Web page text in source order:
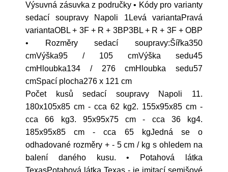
Výsuvná zásuvka z područky • Kódy pro varianty
sedací soupravy Napoli 1Levá variantaPravá
variantaOBL + 3F + R + 3BP3BL + R + 3F + OBP
• Rozměry sedací soupravy:Šířka350
cmVýška95 / 105 cmVýška sedu45
cmHloubka134 / 276 cmHloubka sedu57
cmSpací plocha276 x 121 cm
Počet kusů sedací soupravy Napoli 11.
180x105x85 cm - cca 62 kg2. 155x95x85 cm -
cca 66 kg3. 95x95x75 cm - cca 36 kg4.
185x95x85 cm - cca 65 kgJedná se o
odhadované rozměry + - 5 cm / kg s ohledem na
balení daného kusu. • Potahová látka
TexasPotahová látka Texas - je imitací semišové